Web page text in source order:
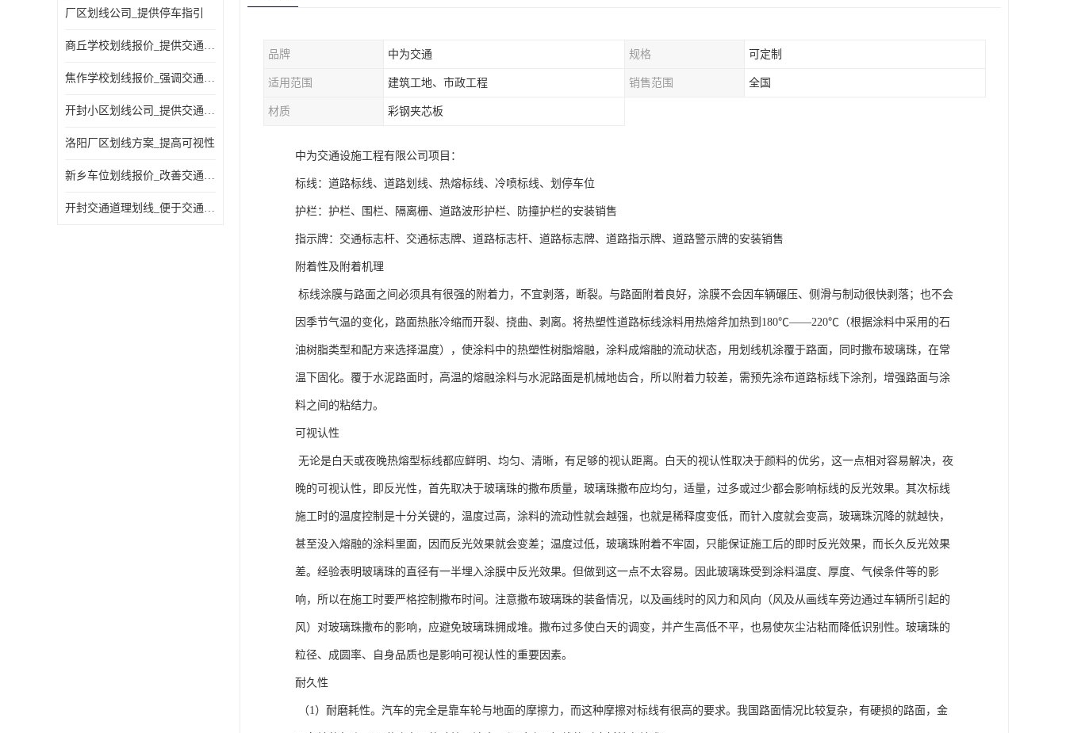
厂区划线公司_提供停车指引
商丘学校划线报价_提供交通信息
焦作学校划线报价_强调交通规则
开封小区划线公司_提供交通信息
洛阳厂区划线方案_提高可视性
新乡车位划线报价_改善交通效率
开封交通道理划线_便于交通管理
品牌 中为交通 规格 可定制
适用范围 建筑工地、市政工程 销售范围 全国
材质 彩钢夹芯板
中为交通设施工程有限公司项目：
标线：道路标线、道路划线、热熔标线、冷喷标线、划停车位
护栏：护栏、围栏、隔离栅、道路波形护栏、防撞护栏的安装销售
指示牌：交通标志杆、交通标志牌、道路标志杆、道路标志牌、道路指示牌、道路警示牌的安装销售
附着性及附着机理
标线涂膜与路面之间必须具有很强的附着力，不宜剥落，断裂。与路面附着良好，涂膜不会因车辆碾压、侧滑与制动很快剥落；也不会
因季节气温的变化，路面热胀冷缩而开裂、挠曲、剥离。将热塑性道路标线涂料用热熔斧加热到180℃——220℃（根据涂料中采用的石
油树脂类型和配方来选择温度），使涂料中的热塑性树脂熔融，涂料成熔融的流动状态，用划线机涂覆于路面，同时撒布玻璃珠，在常
温下固化。覆于水泥路面时，高温的熔融涂料与水泥路面是机械地齿合，所以附着力较差，需预先涂布道路标线下涂剂，增强路面与涂
料之间的粘结力。
可视认性
无论是白天或夜晚热熔型标线都应鲜明、均匀、清晰，有足够的视认距离。白天的视认性取决于颜料的优劣，这一点相对容易解决，夜
晚的可视认性，即反光性，首先取决于玻璃珠的撒布质量，玻璃珠撒布应均匀，适量，过多或过少都会影响标线的反光效果。其次标线
施工时的温度控制是十分关键的，温度过高，涂料的流动性就会越强，也就是稀释度变低，而针入度就会变高，玻璃珠沉降的就越快，
甚至没入熔融的涂料里面，因而反光效果就会变差；温度过低，玻璃珠附着不牢固，只能保证施工后的即时反光效果，而长久反光效果
差。经验表明玻璃珠的直径有一半埋入涂膜中反光效果。但做到这一点不太容易。因此玻璃珠受到涂料温度、厚度、气候条件等的影
响，所以在施工时要严格控制撒布时间。注意撒布玻璃珠的装备情况，以及画线时的风力和风向（风及从画线车旁边通过车辆所引起的
风）对玻璃珠撒布的影响，应避免玻璃珠拥成堆。撒布过多使白天的调变，并产生高低不平，也易使灰尘沾粘而降低识别性。玻璃珠的
粒径、成圆率、自身品质也是影响可视认性的重要因素。
耐久性
（1）耐磨耗性。汽车的完全是靠车轮与地面的摩擦力，而这种摩擦对标线有很高的要求。我国路面情况比较复杂，有硬损的路面，金